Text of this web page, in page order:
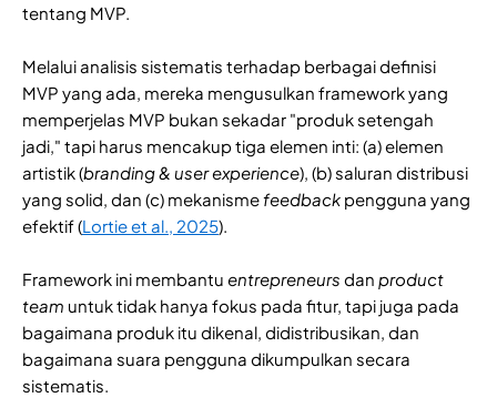
tentang MVP.
Melalui analisis sistematis terhadap berbagai definisi
MVP yang ada, mereka mengusulkan framework yang
memperjelas MVP bukan sekadar "produk setengah
jadi," tapi harus mencakup tiga elemen inti: (a) elemen
artistik (branding & user experience), (b) saluran distribusi
yang solid, dan (c) mekanismefeedback pengguna yang
efektif (Lortie et al., 2025).
Framework ini membantu entrepreneurs dan product
team untuk tidak hanya fokus pada fitur, tapi juga pada
bagaimana produk itu dikenal, didistribusikan, dan
bagaimana suara pengguna dikumpulkan secara
sistematis.